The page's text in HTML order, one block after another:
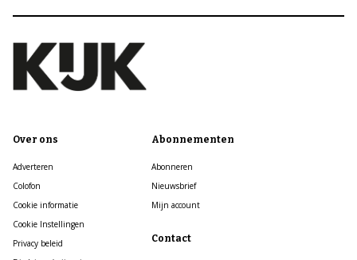
Over ons
Adverteren
Colofon
Cookie informatie
Cookie Instellingen
Privacy beleid
Abonnementen
Abonneren
Nieuwsbrief
Mijn account
Contact